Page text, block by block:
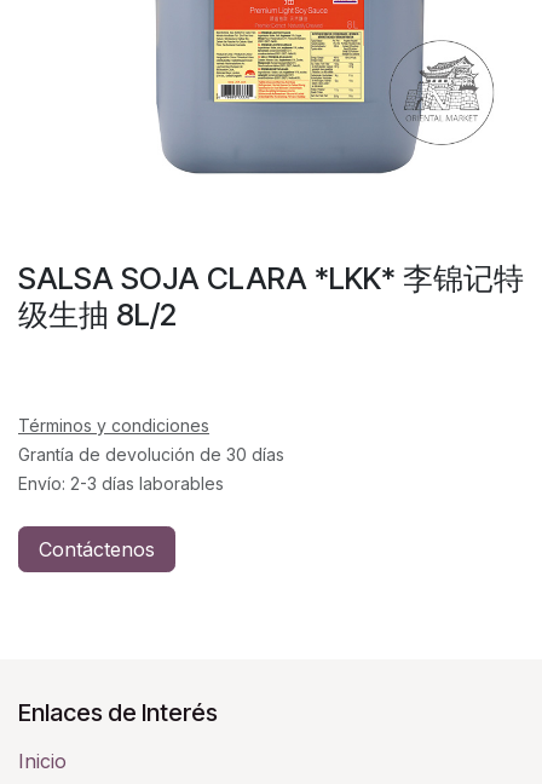
SALSA SOJA CLARA *LKK* 李锦记特
级生抽 8L/2
Términos y condiciones
Grantía de devolución de 30 días
Envío: 2-3 días laborables
Contáctenos
Enlaces de Interés
Inicio